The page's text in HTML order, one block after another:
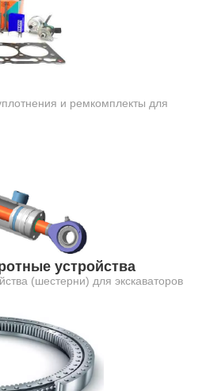
и ремкомплекты для
устройства
(шестерни) для экскаваторов